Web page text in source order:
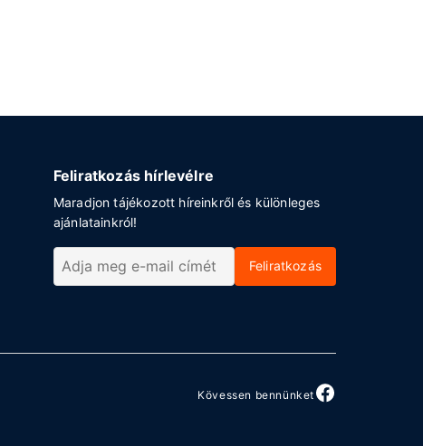
Feliratkozás hírlevélre
Maradjon tájékozott híreinkről és különleges
ajánlatainkról!
Feliratkozás
Kövessen bennünket